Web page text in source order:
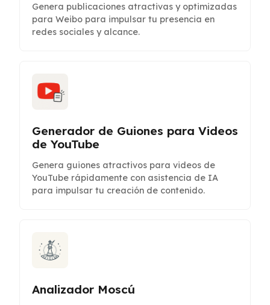
Genera publicaciones atractivas y optimizadas
para Weibo para impulsar tu presencia en
redes sociales y alcance.
Generador de Guiones para Videos
de YouTube
Genera guiones atractivos para videos de
YouTube rápidamente con asistencia de IA
para impulsar tu creación de contenido.
Analizador Moscú